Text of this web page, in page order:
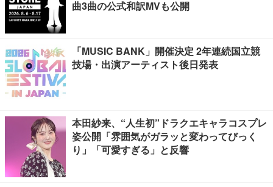
曲3曲の公式和訳MVも公開
「MUSIC BANK」開催決定 2年連続国立競
技場・出演アーティスト後日発表
本田紗来、“人生初”ドラクエキャラコスプレ
姿公開「雰囲気がガラッと変わってびっく
り」「可愛すぎる」と反響